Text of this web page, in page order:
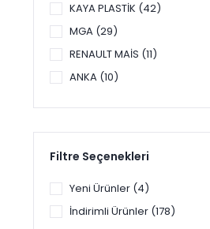
KAYA PLASTİK (42)
MGA (29)
RENAULT MAİS (11)
ANKA (10)
İTHAL (7)
OTO CONTA-ROYAL (7)
PLEKSAN-MARS (7)
Filtre Seçenekleri
Yeni Ürünler (4)
İndirimli Ürünler (178)